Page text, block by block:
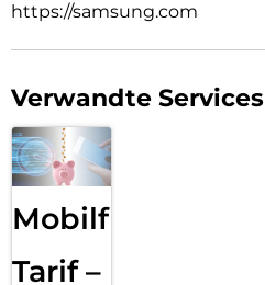
https://samsung.com
Verwandte Services
Mobilfunk
Tarif –